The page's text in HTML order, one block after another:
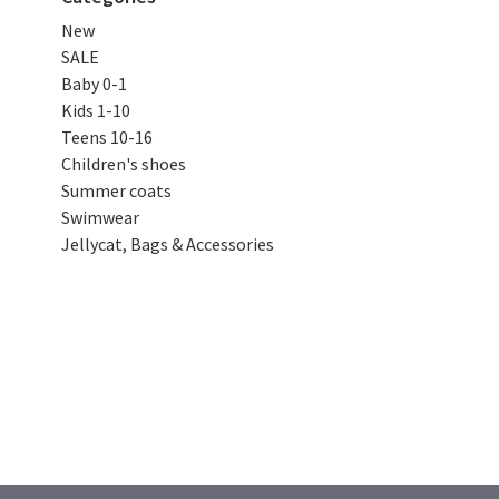
New
SALE
Baby 0-1
Kids 1-10
Teens 10-16
Children's shoes
Summer coats
Swimwear
Jellycat, Bags & Accessories